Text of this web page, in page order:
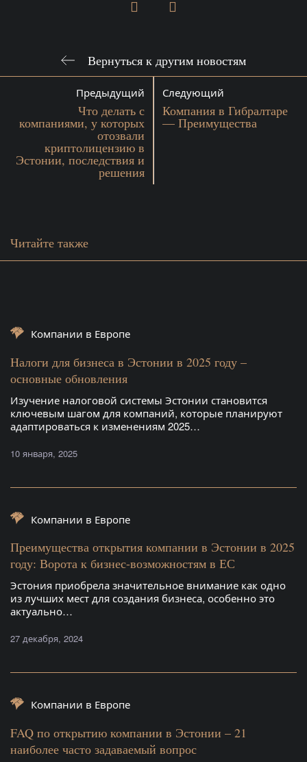
Вернуться к другим новостям
Предыдущий
Что делать с
компаниями, у которых
отозвали
криптолицензию в
Эстонии, последствия и
решения
Следующий
Компания в Гибралтаре
— Преимущества
Читайте также
Компании в Европе
Налоги для бизнеса в Эстонии в 2025 году –
основные обновления
Изучение налоговой системы Эстонии становится
ключевым шагом для компаний, которые планируют
адаптироваться к изменениям 2025…
10 января, 2025
Компании в Европе
Преимущества открытия компании в Эстонии в 2025
году: Ворота к бизнес-возможностям в ЕС
Эстония приобрела значительное внимание как одно
из лучших мест для создания бизнеса, особенно это
актуально…
27 декабря, 2024
Компании в Европе
FAQ по открытию компании в Эстонии – 21
наиболее часто задаваемый вопрос